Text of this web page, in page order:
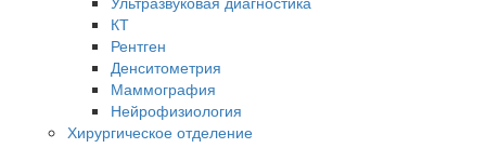
КТ
Рентген
Денситометрия
Маммография
Нейрофизиология
Хирургическое отделение